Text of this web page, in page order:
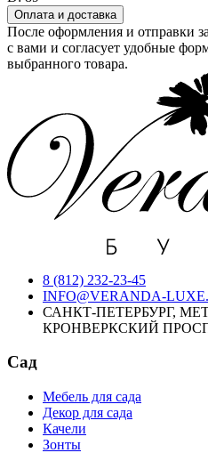
Оплата и доставка
После оформления и отправки
с вами и согласует удобные
выбранного товара.
8 (812) 232-23-45
INFO@VERANDA-
САНКТ-ПЕТЕРБУРГ,
КРОНВЕРКСКИЙ
Сад
Мебель для сада
Декор для сада
Качели
Зонты